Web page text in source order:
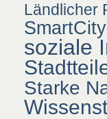
Ländlicher
SmartCity
soziale
Starke